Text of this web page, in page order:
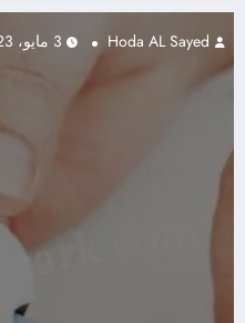
Hoda AL Sayed 3 مايو، 2023